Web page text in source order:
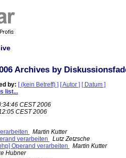
Archives by
by: [ (kein Betreff) ] [ Autor ] [ Datum ]
list...
CEST 2006
CEST 2006
Martin Kutter
verarbeiten
Lutz Zetzsche
Operand verarbeiten
Martin Kutter
Hubner